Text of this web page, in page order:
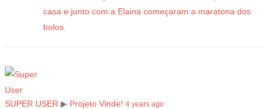
SUPER USER ▶ Projeto Vinde! 4 years ago